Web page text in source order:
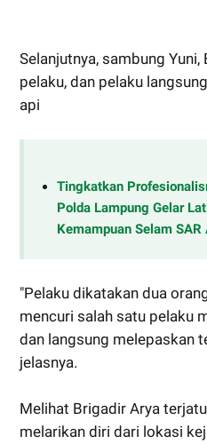
Selanjutnya, sambung
pelaku, dan pelaku
api
Tingkatkan
Polda Lampung Gelar
Kemampuan Selam SAR
"Pelaku dikatakan dua
mencuri salah satu pelaku
dan langsung melepaskan
jelasnya.
Melihat Brigadir Arya
melarikan diri dari lokasi